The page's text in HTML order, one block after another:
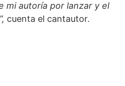
mi autoría por lanzar y el
cuenta el cantautor.